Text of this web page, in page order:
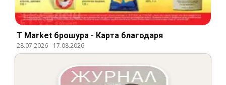
T Market брошура - Карта благодаря
28.07.2026- 17.08.2026